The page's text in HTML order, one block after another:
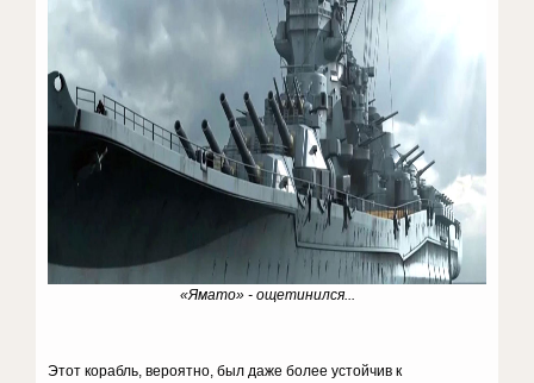
«Ямато» - ощетинился...
Этот корабль, вероятно, был даже более устойчив к